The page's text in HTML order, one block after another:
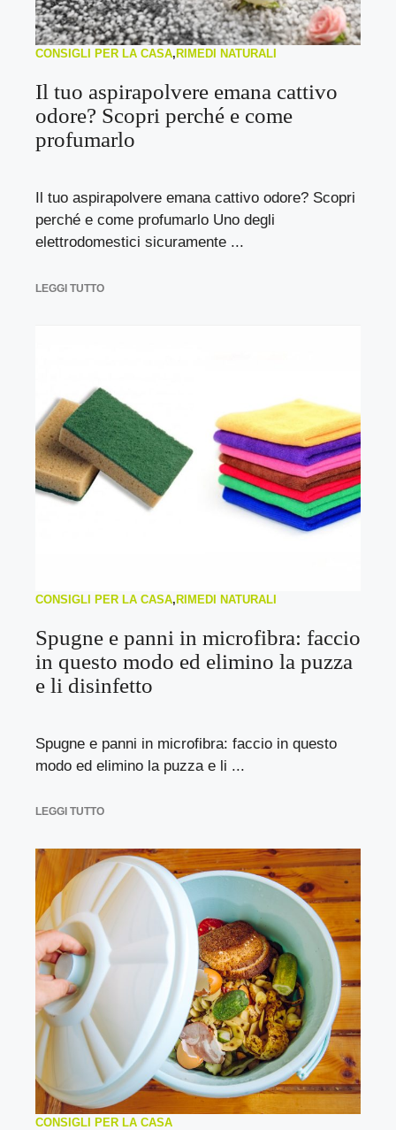
CONSIGLI PER LA CASA, RIMEDI NATURALI
Il tuo aspirapolvere emana cattivo
odore? Scopri perché e come
profumarlo
Il tuo aspirapolvere emana cattivo odore? Scopri
perché e come profumarlo Uno degli
elettrodomestici sicuramente ...
LEGGI TUTTO
CONSIGLI PER LA CASA,RIMEDI NATURALI
Spugne e panni in microfibra: faccio
in questo modo ed elimino la puzza
e li disinfetto
Spugne e panni in microfibra: faccio in questo
modo ed elimino la puzza e li ...
LEGGI TUTTO
CONSIGLI PER LA CASA